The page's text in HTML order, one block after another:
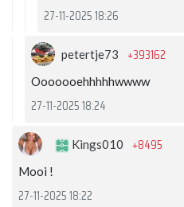
27-11-2025 18:26
petertje73 +393162
Ooooooehhhhhwwww
27-11-2025 18:24
Kings010 +8495
Mooi !
27-11-2025 18:22